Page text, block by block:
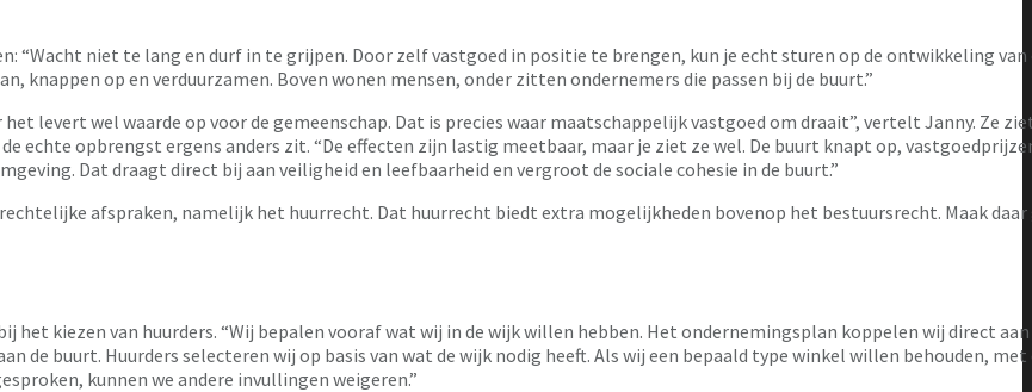
“Wacht niet te lang en durf in te grijpen. Door zelf vastgoed in positie te brengen, kun je echt sturen op de ontwikkeling van
knappen op en verduurzamen. Boven wonen mensen, onder zitten ondernemers die passen bij de buurt.”
het levert wel waarde op voor de gemeenschap. Dat is precies waar maatschappelijk vastgoed om draait”, vertelt Janny. Ze
echte opbrengst ergens anders zit. “De effecten zijn lastig meetbaar, maar je ziet ze wel. De buurt knapt op,
Dat draagt direct bij aan veiligheid en leefbaarheid en vergroot de sociale cohesie in de buurt.”
afspraken, namelijk het huurrecht. Dat huurrecht biedt extra mogelijkheden bovenop het bestuursrecht. Maak
het kiezen van huurders. “Wij bepalen vooraf wat wij in de wijk willen hebben. Het ondernemingsplan koppelen wij direct
de buurt. Huurders selecteren wij op basis van wat de wijk nodig heeft. Als wij een bepaald type winkel willen behouden, met
kunnen we andere invullingen weigeren.”